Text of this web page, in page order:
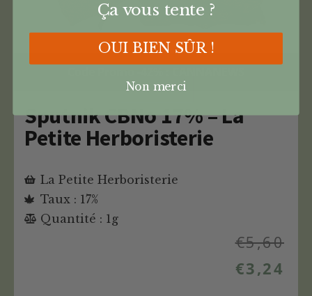
Sputnik CBNo 17% – La
Petite Herboristerie
La Petite Herboristerie
Taux : 17%
Quantité : 1g
€5,60
€3,24
Ça vous tente ?
OUI BIEN SÛR !
Non merci